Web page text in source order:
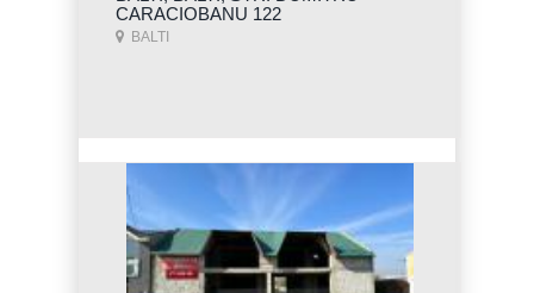
CARACIOBANU 122
BALTI